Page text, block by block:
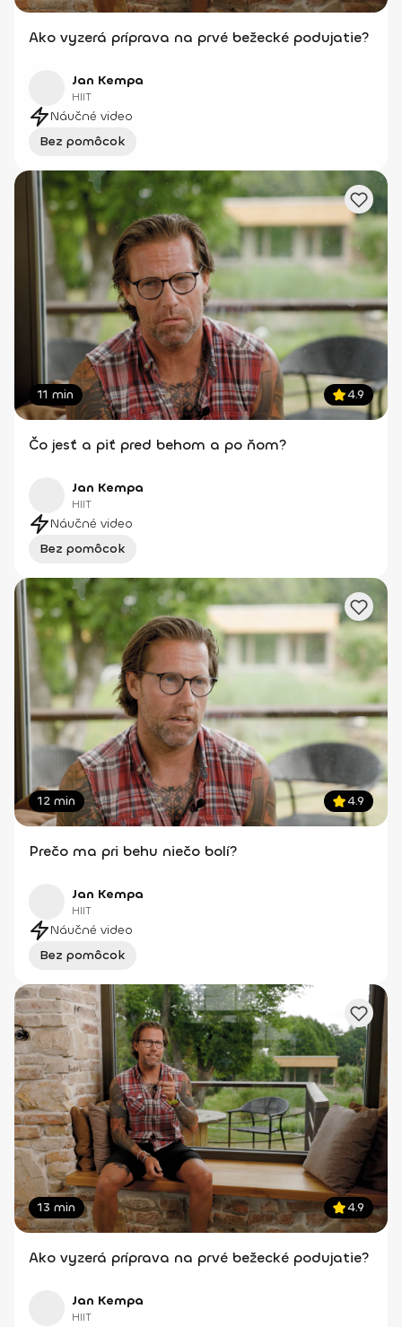
Ako vyzerá príprava na prvé bežecké podujatie?
Jan Kempa
HIIT
Náučné video
Bez pomôcok
11 min 4.9
Čo jesť a piť pred behom a po ňom?
Jan Kempa
HIIT
Náučné video
Bez pomôcok
12 min 4.9
Prečo ma pri behu niečo bolí?
Jan Kempa
HIIT
Náučné video
Bez pomôcok
13 min 4.9
Ako vyzerá príprava na prvé bežecké podujatie?
Jan Kempa
HIIT